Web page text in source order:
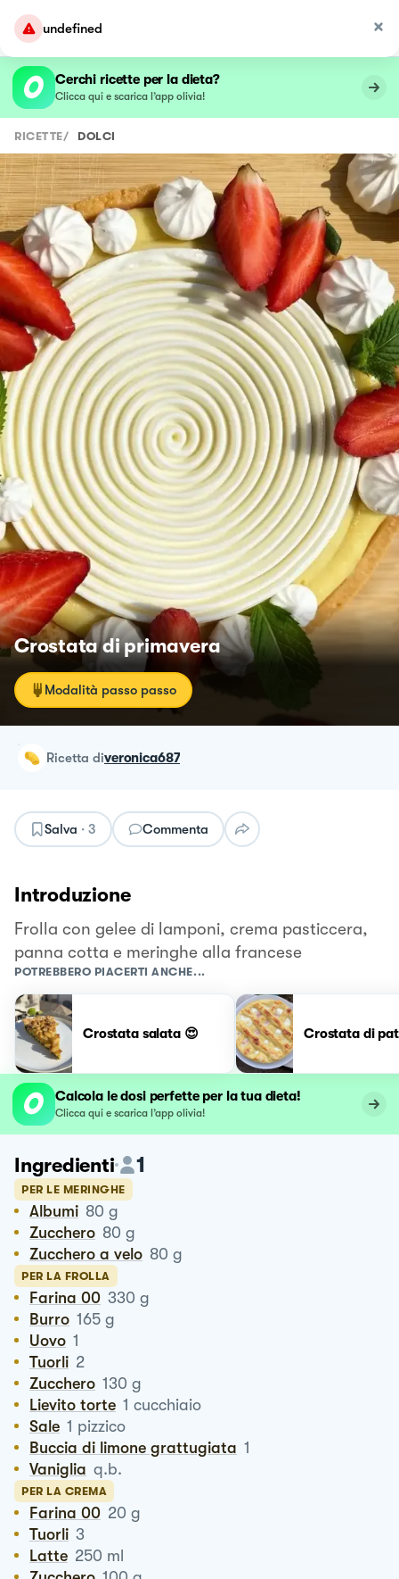
undefined
Cerchi ricette per la dieta?
Clicca qui e scarica l’app olivia!
RICETTE/ DOLCI
Crostata di primavera
Modalità passo passo
ricetta diveronica687
Salva · 3 Commenta
Introduzione
Frolla con gelee di lamponi, crema pasticcera,
panna cotta e meringhe alla francese
POTREBBERO PIACERTI ANCHE...
Crostata salata 😍 Crostata di
Calcola le dosi perfette per la tua dieta!
Clicca qui e scarica l’app olivia!
Ingredienti 1
PER LE MERINGHE
Albumi 80 g
Zucchero 80 g
Zucchero a velo 80 g
PER LA FROLLA
Farina 00 330 g
Burro 165 g
Uovo 1
Tuorli 2
Zucchero 130 g
Lievito torte 1 cucchiaio
Sale 1 pizzico
Buccia di limone grattugiata 1
Vaniglia q.b.
PER LA CREMA
Farina 00 20 g
Tuorli 3
Latte 250 ml